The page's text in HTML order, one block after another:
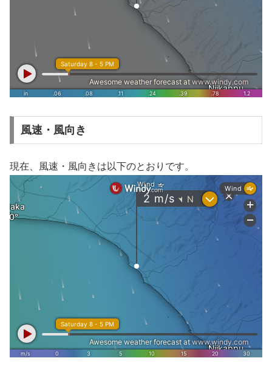
風速・風向き
現在、風速・風向きは以下のとおりです。